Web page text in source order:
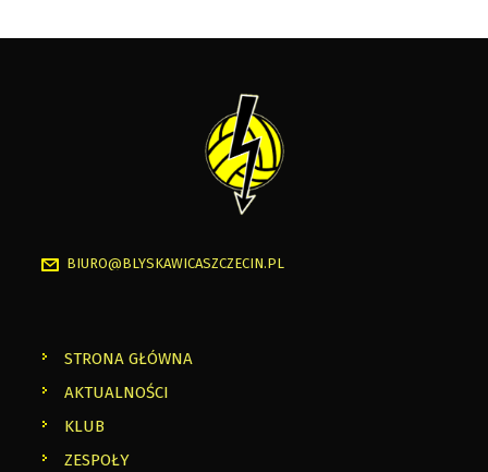
BIURO@BLYSKAWICASZCZECIN.PL
STRONA GŁÓWNA
AKTUALNOŚCI
KLUB
ZESPOŁY